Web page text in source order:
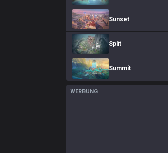
Sunset
Split
Summit
WERBUNG